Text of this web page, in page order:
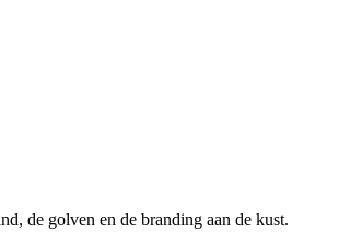
de golven en de branding aan de kust.